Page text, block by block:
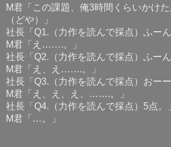
M君「この課題、俺3時間くらいかけ
（どや）」
社長「Q1. （力作を読んで採点）ふーん
M君「え …….。」
社長「Q2. （力作を読んで採点）ふーん
M君「え、え …….。」
社長「Q3. （力作を読んで採点）おーー
M君「え、え、え、 …….。」
社長「Q4. （力作を読んで採点） 5点。」
M君「…。」